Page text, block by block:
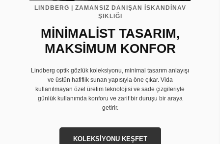
LINDBERG | ZAMANSIZ DANIŞAN İSKANDİNAV
ŞIKLIĞI
MİNİMALİST TASARIM,
MAKSİMUM KONFOR
Lindberg optik gözlük koleksiyonu, minimal tasarım anlayışı
ve üstün hafiflik sunan yapısıyla öne çıkar. Vida
kullanılmayan özel üretim teknolojisi ve sade çizgileriyle
günlük kullanımda konforu ve zarif bir duruşu bir araya
getirir.
KOLEKSİYONU KEŞFET